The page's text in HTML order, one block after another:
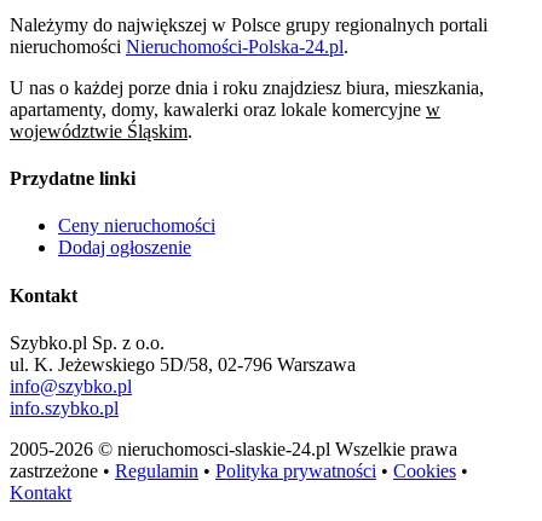
Należymy do największej w Polsce grupy regionalnych portali
nieruchomości Nieruchomości-Polska-24.pl.
U nas o każdej porze dnia i roku znajdziesz biura, mieszkania,
apartamenty, domy, kawalerki oraz lokale komercyjne w
województwie Śląskim.
Przydatne linki
Ceny nieruchomości
Dodaj ogłoszenie
Kontakt
Szybko.pl Sp. z o.o.
ul. K. Jeżewskiego 5D/58, 02-796 Warszawa
info@szybko.pl
info.szybko.pl
2005-2026 © nieruchomosci-slaskie-24.pl Wszelkie prawa
zastrzeżone • Regulamin • Polityka prywatności • Cookies •
Kontakt